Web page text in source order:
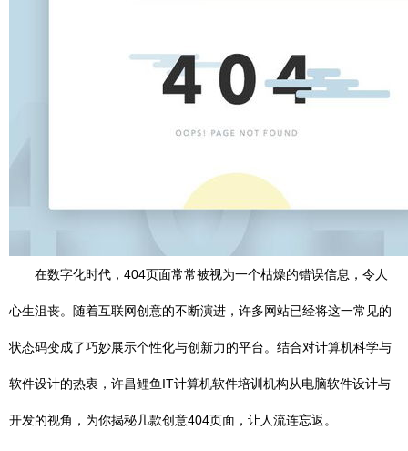
在数字化时代，404页面常常被视为一个枯燥的错误信息，令人
心生沮丧。随着互联网创意的不断演进，许多网站已经将这一常见的
状态码变成了巧妙展示个性化与创新力的平台。结合对计算机科学与
软件设计的热衷，许昌鲤鱼IT计算机软件培训机构从电脑软件设计与
开发的视角，为你揭秘几款创意404页面，让人流连忘返。